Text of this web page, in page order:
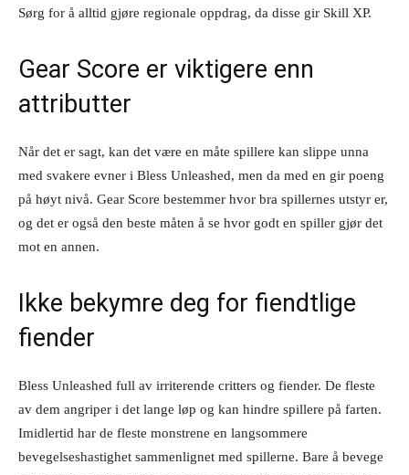
Sørg for å alltid gjøre regionale oppdrag, da disse gir Skill XP.
Gear Score er viktigere enn
attributter
Når det er sagt, kan det være en måte spillere kan slippe unna
med svakere evner i Bless Unleashed, men da med en gir poeng
på høyt nivå. Gear Score bestemmer hvor bra spillernes utstyr er,
og det er også den beste måten å se hvor godt en spiller gjør det
mot en annen.
Ikke bekymre deg for fiendtlige
fiender
Bless Unleashed full av irriterende critters og fiender. De fleste
av dem angriper i det lange løp og kan hindre spillere på farten.
Imidlertid har de fleste monstrene en langsommere
bevegelseshastighet sammenlignet med spillerne. Bare å bevege